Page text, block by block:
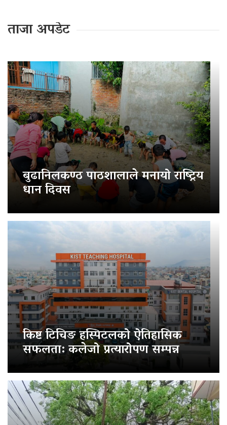
ताजा अपडेट
बुढानिलकण्ठ पाठशालाले मनायो राष्ट्रिय
धान दिवस
किष्ट टिचिङ हस्पिटलको ऐतिहासिक
सफलता: कलेजो प्रत्यारोपण सम्पन्न